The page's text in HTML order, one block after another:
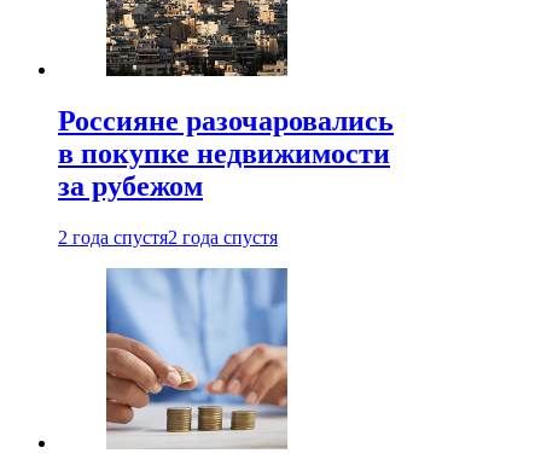
Россияне разочаровались
в покупке недвижимости
за рубежом
2 года спустя2 года спустя